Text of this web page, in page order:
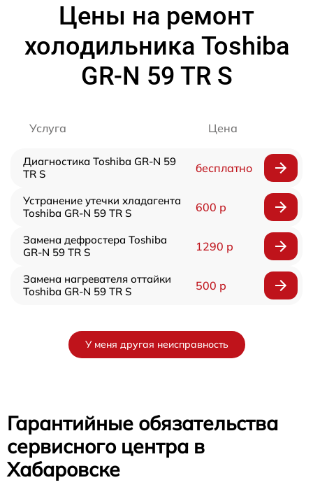
Цены на ремонт
холодильника Toshiba
GR-N 59 TR S
Услуга Цена
Диагностика Toshiba GR-N 59
TR S
бесплатно
Устранение утечки хладагента
Toshiba GR-N 59 TR S
600 р
Замена дефростера Toshiba
GR-N 59 TR S
1290 р
Замена нагревателя оттайки
Toshiba GR-N 59 TR S
500 р
У меня другая неисправность
Гарантийные обязательства
сервисного центра в
Хабаровске